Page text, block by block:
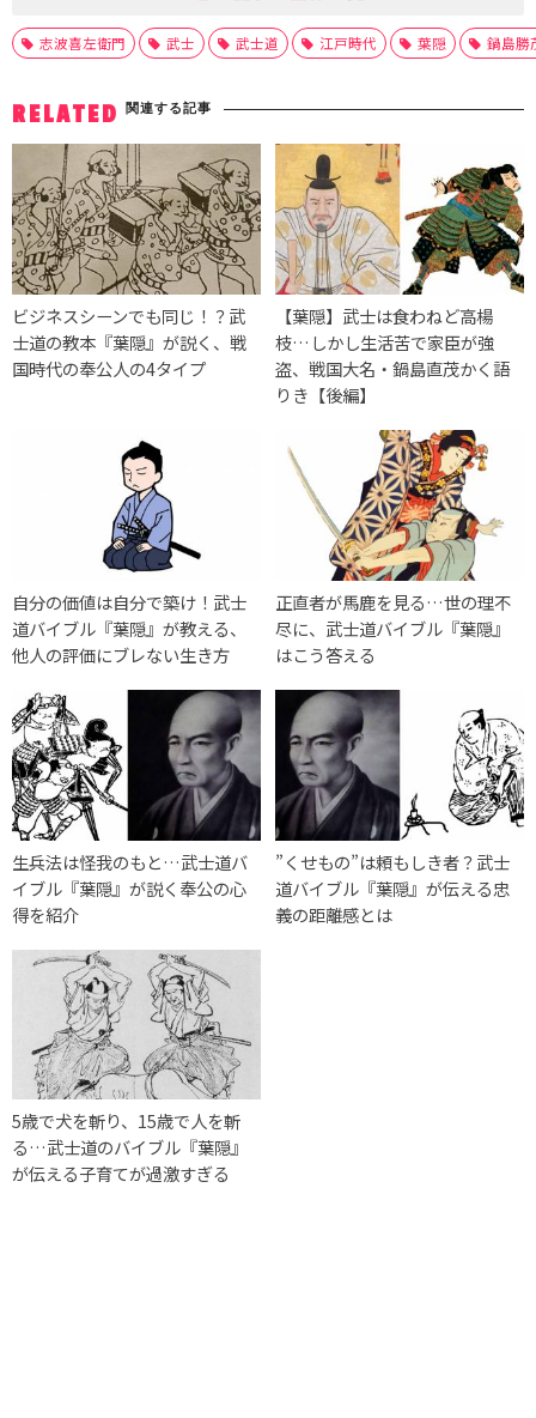
志波喜左衛門 武士 武士道 江戸時代 葉隠 鍋島勝
RELATED 関連する記事
ビジネスシーンでも同じ！？武
士道の教本『葉隠』が説く、戦
国時代の奉公人の4タイプ
【葉隠】武士は食わねど高楊
枝…しかし生活苦で家臣が強
盗、戦国大名・鍋島直茂かく語
りき【後編】
自分の価値は自分で築け！武士
道バイブル『葉隠』が教える、
他人の評価にブレない生き方
正直者が馬鹿を見る…世の理不
尽に、武士道バイブル『葉隠』
はこう答える
生兵法は怪我のもと…武士道バ
イブル『葉隠』が説く奉公の心
得を紹介
”くせもの”は頼もしき者？武士
道バイブル『葉隠』が伝える忠
義の距離感とは
5歳で犬を斬り、15歳で人を斬
る…武士道のバイブル『葉隠』
が伝える子育てが過激すぎる